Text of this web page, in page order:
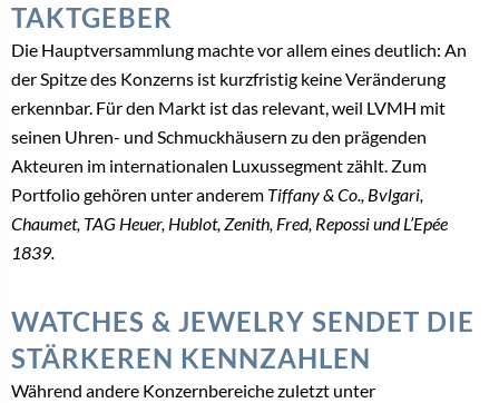
TAKTGEBER
Die Hauptversammlung machte vor allem eines deutlich: An
der Spitze des Konzerns ist kurzfristig keine Veränderung
erkennbar. Für den Markt ist das relevant, weil LVMH mit
seinen Uhren- und Schmuckhäusern zu den prägenden
Akteuren im internationalen Luxussegment zählt. Zum
Portfolio gehören unter anderem Tiffany & Co., Bvlgari,
Chaumet, TAG Heuer, Hublot, Zenith, Fred, Repossi und L’Epée
1839.
WATCHES & JEWELRY SENDET DIE
STÄRKEREN KENNZAHLEN
Während andere Konzernbereiche zuletzt unter